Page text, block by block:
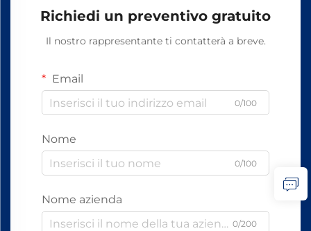
Richiedi un preventivo gratuito
Il nostro rappresentante ti contatterà a breve.
Email
0/100
Nome
0/100
Nome azienda
0/200